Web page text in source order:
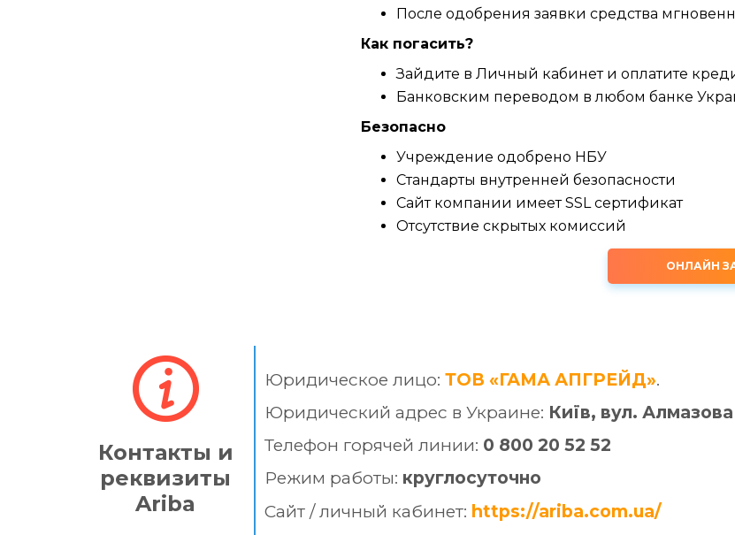
После одобрения заявки средства
Как погасить?
Зайдите в Личный кабинет и оплатите
Банковским переводом в любом банке
Безопасно
Учреждение одобрено НБУ
Стандарты внутренней безопасности
Сайт компании имеет SSL сертификат
Отсутствие скрытых комиссий
ОНЛАЙН
Контакты и
реквизиты
Ariba
Юридическое лицо: ТОВ «ГАМА АПГРЕЙД».
Юридический адрес в Украине: Київ, вул.
Телефон горячей линии: 0 800 20 52 52
Режим работы: круглосуточно
Сайт / личный кабинет: https://ariba.com.ua/